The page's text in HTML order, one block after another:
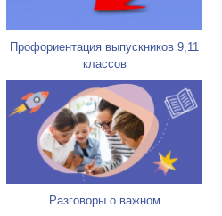
Профориентация выпускников 9,11
классов
Разговоры о важном